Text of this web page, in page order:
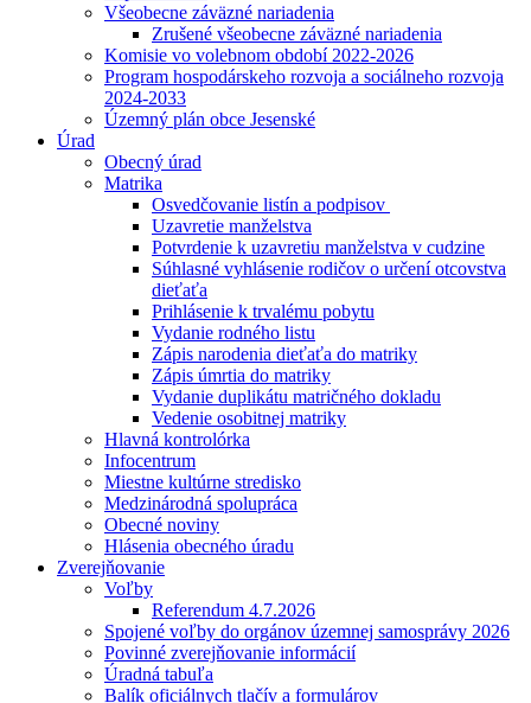
Všeobecne záväzné nariadenia
Zrušené všeobecne záväzné nariadenia
Komisie vo volebnom období 2022-2026
Program hospodárskeho rozvoja a sociálneho rozvoja
2024-2033
Územný plán obce Jesenské
Úrad
Obecný úrad
Matrika
Osvedčovanie listín a podpisov
Uzavretie manželstva
Potvrdenie k uzavretiu manželstva v cudzine
Súhlasné vyhlásenie rodičov o určení otcovstva
dieťaťa
Prihlásenie k trvalému pobytu
Vydanie rodného listu
Zápis narodenia dieťaťa do matriky
Zápis úmrtia do matriky
Vydanie duplikátu matričného dokladu
Vedenie osobitnej matriky
Hlavná kontrolórka
Infocentrum
Miestne kultúrne stredisko
Medzinárodná spolupráca
Obecné noviny
Hlásenia obecného úradu
Zverejňovanie
Voľby
Referendum 4.7.2026
Spojené voľby do orgánov územnej samosprávy 2026
Povinné zverejňovanie informácií
Úradná tabuľa
Balík oficiálnych tlačív a formulárov